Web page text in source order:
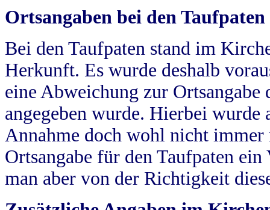
Ortsangaben bei den Taufpaten
Bei den Taufpaten stand im
Herkunft. Es wurde deshalb
eine Abweichung zur
angegeben wurde. Hierbei wurde
Annahme doch wohl nicht
Ortsangabe für den Taufpaten
man aber von der Richtigkeit